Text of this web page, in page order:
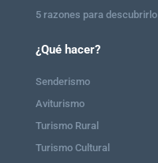
5 razones para descubrirlo
¿Qué hacer?
Senderismo
Aviturismo
Turismo Rural
Turismo Cultural